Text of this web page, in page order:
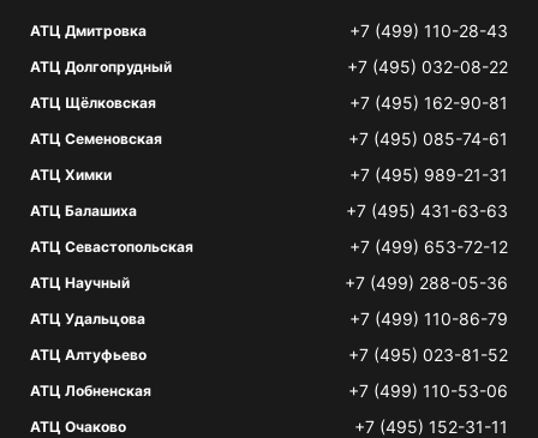
АТЦ Дмитровка +7 (499) 110-28-43
АТЦ Долгопрудный +7 (495) 032-08-22
АТЦ Щёлковская +7 (495) 162-90-81
АТЦ Семеновская +7 (495) 085-74-61
АТЦ Химки +7 (495) 989-21-31
АТЦ Балашиха +7 (495) 431-63-63
АТЦ Севастопольская +7 (499) 653-72-12
АТЦ Научный +7 (499) 288-05-36
АТЦ Удальцова +7 (499) 110-86-79
АТЦ Алтуфьево +7 (495) 023-81-52
АТЦ Лобненская +7 (499) 110-53-06
АТЦ Очаково +7 (495) 152-31-11